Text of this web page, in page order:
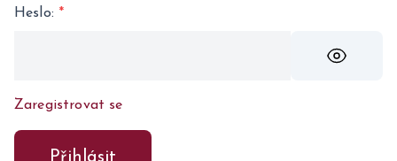
Heslo: *
Zaregistrovat se